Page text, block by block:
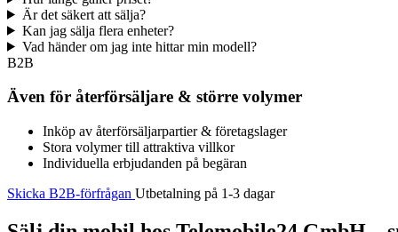
Är det säkert att sälja?
Kan jag sälja flera enheter?
Vad händer om jag inte hittar min modell?
B2B
Även för återförsäljare & större volymer
Inköp av återförsäljarpartier & företagslager
Stora volymer till attraktiva villkor
Individuella erbjudanden på begäran
Skicka B2B-förfrågan Utbetalning på 1-3 dagar